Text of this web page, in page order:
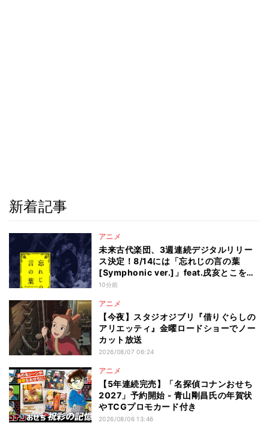
新着記事
アニメ
未来古代楽団、3週連続デジタルリリー
ス決定！8/14には「忘れじの言の葉
[Symphonic ver.]」feat.戌亥とこを配
信
10分前
アニメ
【今夜】スタジオジブリ『借りぐらしの
アリエッティ』金曜ロードショーでノー
カット放送
2026/08/07 06:24
アニメ
【5年連続完売】「名探偵コナンおせち
2027」予約開始 - 青山剛昌氏の年賀状
やTCGプロモカード付き
2026/08/06 13:46